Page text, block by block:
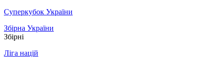
Суперкубок України
Збірна України
Збірні
Ліга націй